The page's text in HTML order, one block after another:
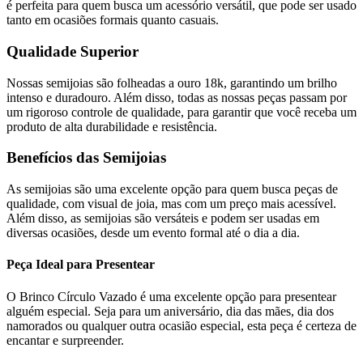
é perfeita para quem busca um acessório versátil, que pode ser usado
tanto em ocasiões formais quanto casuais.
Qualidade Superior
Nossas semijoias são folheadas a ouro 18k, garantindo um brilho
intenso e duradouro. Além disso, todas as nossas peças passam por
um rigoroso controle de qualidade, para garantir que você receba um
produto de alta durabilidade e resistência.
Benefícios das Semijoias
As semijoias são uma excelente opção para quem busca peças de
qualidade, com visual de joia, mas com um preço mais acessível.
Além disso, as semijoias são versáteis e podem ser usadas em
diversas ocasiões, desde um evento formal até o dia a dia.
Peça Ideal para Presentear
O Brinco Círculo Vazado é uma excelente opção para presentear
alguém especial. Seja para um aniversário, dia das mães, dia dos
namorados ou qualquer outra ocasião especial, esta peça é certeza de
encantar e surpreender.